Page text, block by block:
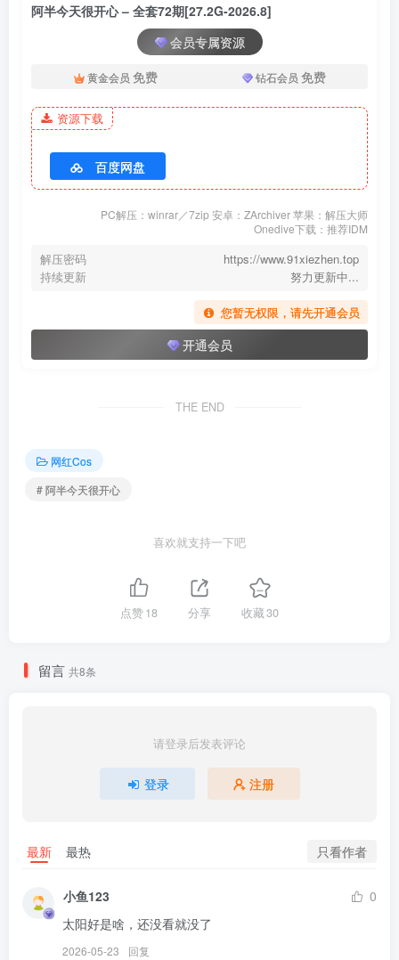
阿半今天很开心 – NO.051 没穿苦茶[84P-337.1M]✦自购✦
阿半今天很开心 – NO.050 商场露出[37P-624.6M]✦自购✦
[12.4]
阿半今天很开心 – NO.049 FGO 杀生院[24P-438.3M]✦自购✦
[11.29]
阿半今天很开心 – NO.048 牛牛[44P-442.2M]✦自购✦
[11.23]
阿半今天很开心 – NO.047 BB护士[25P-146M]
[11.21]
阿半今天很开心 – NO.046 靡烟恶魔[34P-266.3M]
阿半今天很开心 – NO.044 玛修同人体操服[20P-162.5M]
阿半今天很开心 – NO.042 FGO 黑枪呆女仆[69P-757.3M]
阿半今天很开心 – NO.041 碧蓝航线 让巴尔泳装[20P-227.5M]
阿半今天很开心 – NO.040 放学后的同级生2[75P-1V-718.7M]✦自购✦
[9.21]
[8.24]
阿半今天很开心 – NO.037 2024年05月奖励[31P-1V-125.2M]
阿半今天很开心 – 全套72期[27.2G-2026.8]
会员专属资源
黄金会员 免费 钻石会员 免费
资源下载
百度网盘
PC解压：winrar／7zip 安卓：ZArchiver 苹果：解压大师
Onedive下载：推荐IDM
解压密码
https://www.91xiezhen.top
持续更新
努力更新中...
您暂无权限，请先开通会员
开通会员
THE END
网红Cos
# 阿半今天很开心
喜欢就支持一下吧
点赞18 分享 收藏30
留言 共8条
请登录后发表评论
登录 注册
最新 最热 只看作者
小鱼123
0
太阳好是啥，还没看就没了
2026-05-23 回复